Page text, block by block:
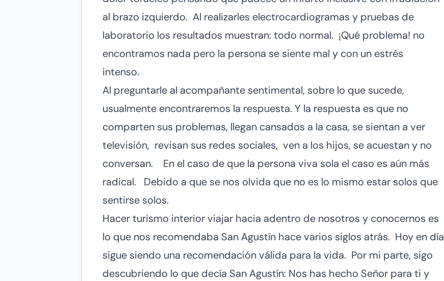
al brazo izquierdo. Al realizarles electrocardiogramas y pruebas de
laboratorio los resultados muestran: todo normal. ¡Qué problema! no
encontramos nada pero la persona se siente mal y con un estrés
intenso.
Al preguntarle al acompañante sentimental, sobre lo que sucede,
usualmente encontraremos la respuesta. Y la respuesta es que no
comparten sus problemas, llegan cansados a la casa, se sientan a ver
televisión, revisan sus redes sociales, ven a los hijos, se acuestan y no
conversan. En el caso de que la persona viva sola el caso es aún más
radical. Debido a que se nos olvida que no es lo mismo estar solos que
sentirse solos.
Hacer turismo interior viajar hacia adentro de nosotros y conocernos es
lo que nos recomendaba San Agustín hace varios siglos atrás. Hoy en día
sigue siendo una recomendación válida para la vida. Por mi parte, sigo
descubriendo lo que decía San Agustín: Nos has hecho Señor para ti y